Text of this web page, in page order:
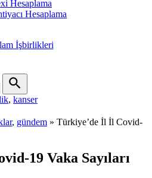
Hesaplama
Hesaplama
İşbirlikleri
, kanser
, gündem » Türkiye’de İl İl Covid-
19 Vaka Sayıları